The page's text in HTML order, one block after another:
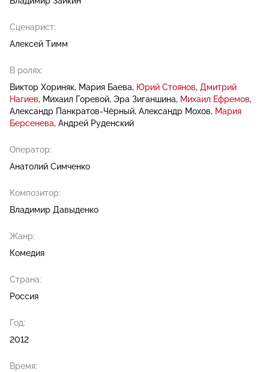
Сценарист:
Алексей Тимм
В ролях:
Виктор Хориняк Мария Баева Юрий Стоянов Дмитрий
Нагиев
Михаил Горевой Эра Зиганшина Михаил Ефремов
Александр Панкратов-Чёрный Александр Мохов
Мария
Берсенева Андрей Руденский
Оператор:
Анатолий Симченко
Композитор:
Владимир Давыденко
Жанр:
Комедия
Страна:
Россия
Год:
2012
Время: